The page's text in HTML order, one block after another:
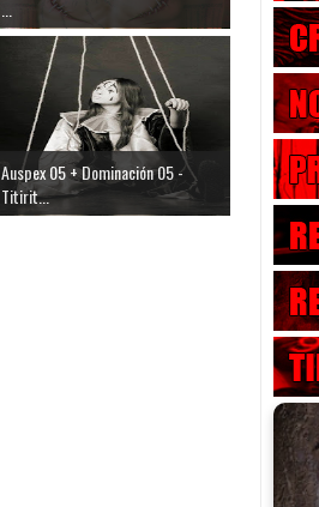
Auspex 05 + Dominación 05 -
Titirit...